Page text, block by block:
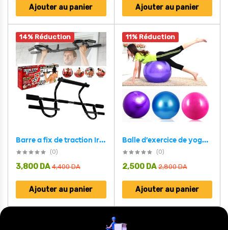
Ajouter au panier Ajouter au panier
14% Réduction
Barre a fix de traction Iron Gym Extreme multifonctionnelle antidérapant
(0)
4,400DA
3,800 DA
Ajouter au panier
11% Réduction
Balle d’exercice de yoga ,Stretches, équilibre, résistance, fitness a la maison
(0)
2,800DA
2,500 DA
Ajouter au panier